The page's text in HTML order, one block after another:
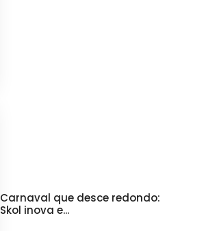
Carnaval que desce redondo:
Skol inova e...